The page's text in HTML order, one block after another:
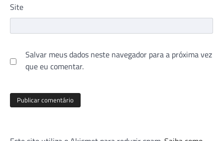
Site
Salvar meus dados neste navegador para a próxima vez
que eu comentar.